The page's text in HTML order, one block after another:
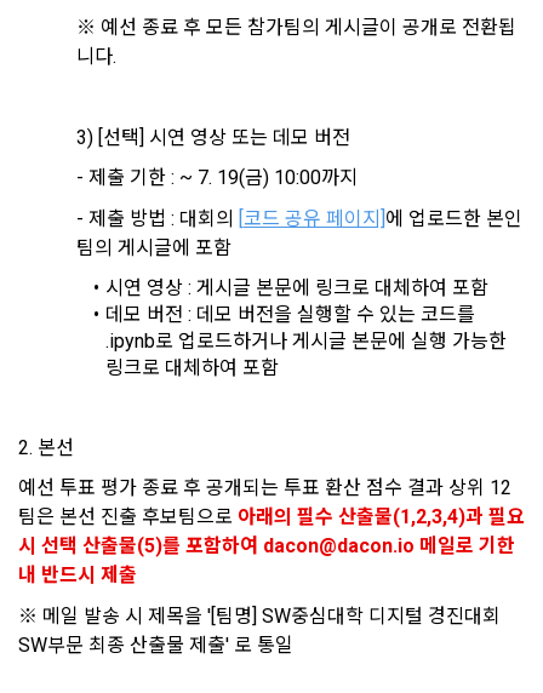
2. “회사”는 "회사"의 ‘데이콘 인재풀 등록’ 서비스를 이용하고자
한 신청으로 간주한다.
3. 제2항 신청에 있어 "회사"는 "회원"의 종류에 따라 전문기관을
통한 실명확인 및 본인인증을 요청할 수 있다. "회원"은 본인인
증에 필요한 이름, 생년월일, 연락처 등을 제공하여야 한다.
4. 페이스북 등 외부서비스와의 연동을 통해 이용계약을 신청할
경우, 본 약관과 개인정보취급방침, 서비스 제공을 위해 “회
사”가 “회원”의 외부 서비스 계정 정보 접근 및 활용에 “동의” 또
는 “확인”버튼을 누르면 “회사”가 웹 상의 안내 및 전자메일로
“회원”에게 통지함으로써 이용계약이 성립된다.
6. 약관 및 실정법 위반 시 “회원”의 서비스 이용 제약이 생길 수
있다.
제 6 조 (개인정보)
령 및 본 약관에서 정한 바에 의한다.
2. “회사”는 이용계약과 서비스의 원활한 이행을 위하여 “개인회
5) 채용 합격 시, 기업의 요금 산정을 위한 수집 항목
6) 서비스 이용과정이나 사업처리 과정에서 자동 수집되는 항목
광고 ID, 접속 환경
나. 개인정보 수집방법
1) 회원가입 및 서비스 이용 과정에서 이용자가 개인정보 수집
에 대해 동의를 하고 직접 정보를 입력하는 경우, 해당 개인정보
문의 등의 방법으로 수집
3) 운영자를 통한 문의 과정에서 웹페이지, 메일, 팩스, 전화 등
※ 예선 종료 후 모든 참가팀의 게시글이 공개로 전환됩
니다.
3) [선택] 시연 영상 또는 데모 버전
- 제출 기한 : ~ 7. 19(금) 10:00까지
- 제출 방법 : 대회의
코드 공유 페이지] 에 업로드한 본인
팀의 게시글에 포함
시연 영상 : 게시글 본문에 링크로 대체하여 포함
데모 버전 : 데모 버전을 실행할 수 있는 코드를
.ipynb로 업로드하거나 게시글 본문에 실행 가능한
링크로 대체하여 포함
2. 본선
예선 투표 평가 종료 후 공개되는 투표 환산 점수 결과 상위 12
팀은 본선 진출 후보팀으로 아래의 필수 산출물(1,2,3,4)과 필요
시 선택 산출물(5)를 포함하여 dacon@dacon.io 메일로 기한
내 반드시 제출
※ 메일 발송 시 제목을 '[팀명] SW중심대학 디지털 경진대회
SW부문 최종 산출물 제출' 로 통일